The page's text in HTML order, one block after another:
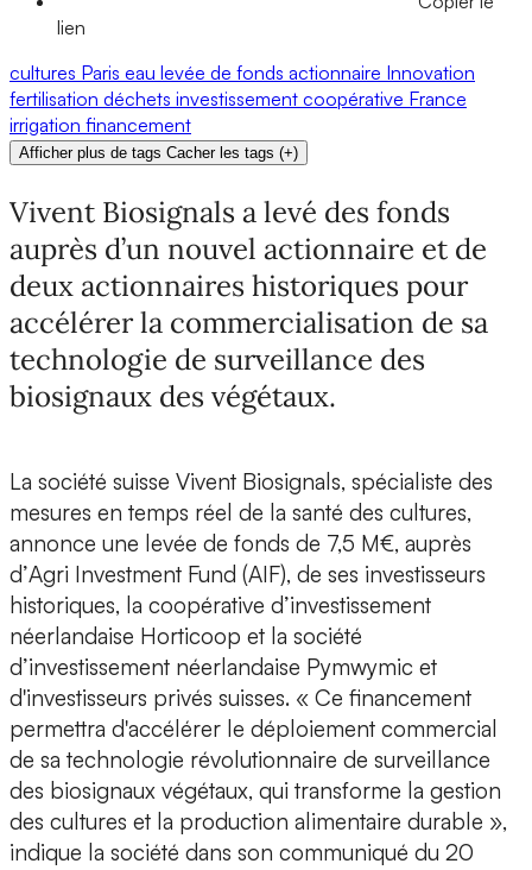
lien
cultures Paris eau levée de fonds actionnaire Innovation
fertilisation déchets investissement coopérative France
irrigation financement
Afficher plus de tags Cacher les tags (+)
Vivent Biosignals a levé des fonds
auprès d’un nouvel actionnaire et de
deux actionnaires historiques pour
accélérer la commercialisation de sa
technologie de surveillance des
biosignaux des végétaux.
La société suisse Vivent Biosignals, spécialiste des
mesures en temps réel de la santé des cultures,
annonce une levée de fonds de 7,5 M€, auprès
d’Agri Investment Fund (AIF), de ses investisseurs
historiques, la coopérative d’investissement
néerlandaise Horticoop et la société
d’investissement néerlandaise Pymwymic et
d'investisseurs privés suisses. « Ce financement
permettra d'accélérer le déploiement commercial
de sa technologie révolutionnaire de surveillance
des biosignaux végétaux, qui transforme la gestion
des cultures et la production alimentaire durable »,
indique la société dans son communiqué du 20